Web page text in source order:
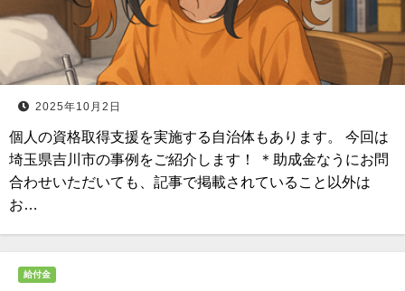
2025年10月2日
個人の資格取得支援を実施する自治体もあります。 今回は
埼玉県吉川市の事例をご紹介します！ ＊助成金なうにお問
合わせいただいても、記事で掲載されていること以外は
お…
給付金